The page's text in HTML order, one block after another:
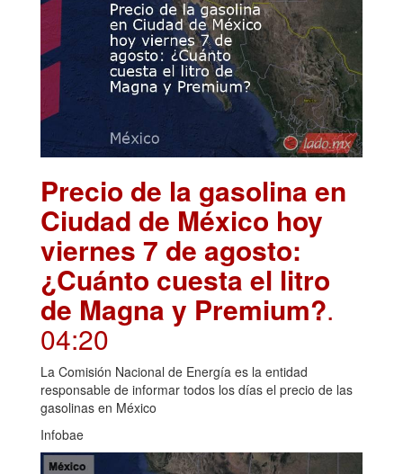
Precio de la gasolina en
Ciudad de México hoy
viernes 7 de agosto:
¿Cuánto cuesta el litro
de Magna y Premium?.
04:20
La Comisión Nacional de Energía es la entidad
responsable de informar todos los días el precio de las
gasolinas en México
Infobae